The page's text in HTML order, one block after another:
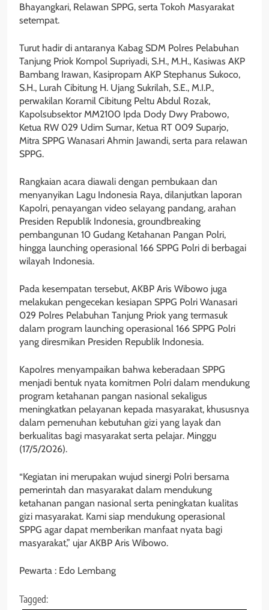
Bhayangkari, Relawan SPPG, serta Tokoh Masyarakat
setempat.
Turut hadir di antaranya Kabag SDM Polres Pelabuhan
Tanjung Priok Kompol Supriyadi, S.H., M.H., Kasiwas AKP
Bambang Irawan, Kasipropam AKP Stephanus Sukoco,
S.H., Lurah Cibitung H. Ujang Sukrilah, S.E., M.I.P.,
perwakilan Koramil Cibitung Peltu Abdul Rozak,
Kapolsubsektor MM2100 Ipda Dody Dwy Prabowo,
Ketua RW 029 Udim Sumar, Ketua RT 009 Suparjo,
Mitra SPPG Wanasari Ahmin Jawandi, serta para relawan
SPPG.
Rangkaian acara diawali dengan pembukaan dan
menyanyikan Lagu Indonesia Raya, dilanjutkan laporan
Kapolri, penayangan video selayang pandang, arahan
Presiden Republik Indonesia, groundbreaking
pembangunan 10 Gudang Ketahanan Pangan Polri,
hingga launching operasional 166 SPPG Polri di berbagai
wilayah Indonesia.
Pada kesempatan tersebut, AKBP Aris Wibowo juga
melakukan pengecekan kesiapan SPPG Polri Wanasari
029 Polres Pelabuhan Tanjung Priok yang termasuk
dalam program launching operasional 166 SPPG Polri
yang diresmikan Presiden Republik Indonesia.
Kapolres menyampaikan bahwa keberadaan SPPG
menjadi bentuk nyata komitmen Polri dalam mendukung
program ketahanan pangan nasional sekaligus
meningkatkan pelayanan kepada masyarakat, khususnya
dalam pemenuhan kebutuhan gizi yang layak dan
berkualitas bagi masyarakat serta pelajar. Minggu
(17/5/2026).
“Kegiatan ini merupakan wujud sinergi Polri bersama
pemerintah dan masyarakat dalam mendukung
ketahanan pangan nasional serta peningkatan kualitas
gizi masyarakat. Kami siap mendukung operasional
SPPG agar dapat memberikan manfaat nyata bagi
masyarakat,” ujar AKBP Aris Wibowo.
Pewarta : Edo Lembang
Tagged: